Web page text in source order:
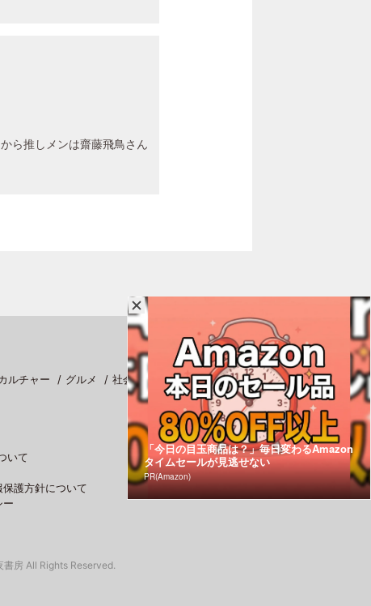
ら推しメンは齋藤飛鳥さん
ルチャー グルメ 社会
スポーツ
いて
護方針について
ー
房 All Rights Reserved.
「今日の目玉商品は？」毎日変わるAmazon
タイムセールが見逃せない
PR(Amazon)